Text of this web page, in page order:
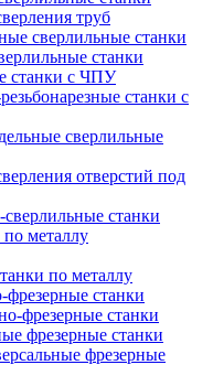
труб
сверлильные станки
станки
станки с ЧПУ
станки с
сверлильные
отверстий под
сверлильные станки
металлу
по металлу
фрезерные станки
фрезерные станки
фрезерные станки
фрезерные